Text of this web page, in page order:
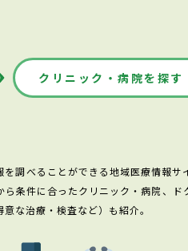
クリニック・病院を探す
調べることができる地域医療情報サ
条件に合ったクリニック・病院、ド
な治療・検査など）も紹介。